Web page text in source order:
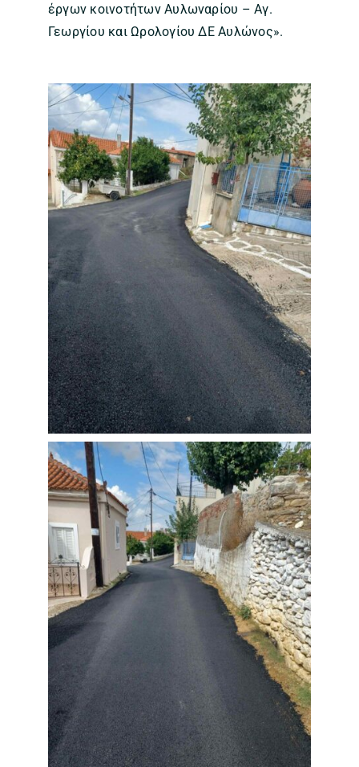
έργων κοινοτήτων Αυλωναρίου – Αγ.
Γεωργίου και Ωρολογίου ΔΕ Αυλώνος».